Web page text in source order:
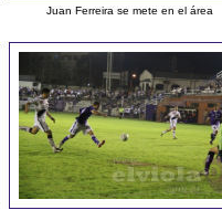
Juan Ferreira se mete en el área